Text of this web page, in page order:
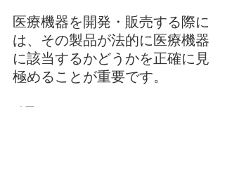
医療機器を開発・販売する際に
は、その製品が法的に医療機器
に該当するかどうかを正確に見
極めることが重要です。